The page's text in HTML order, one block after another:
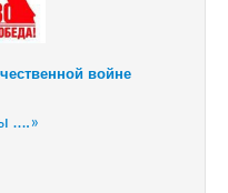
войне
….»